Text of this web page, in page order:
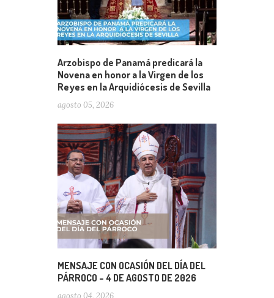
Arzobispo de Panamá predicará la
Novena en honor a la Virgen de los
Reyes en la Arquidiócesis de Sevilla
agosto 05, 2026
MENSAJE CON OCASIÓN DEL DÍA DEL
PÁRROCO – 4 DE AGOSTO DE 2026
agosto 04, 2026